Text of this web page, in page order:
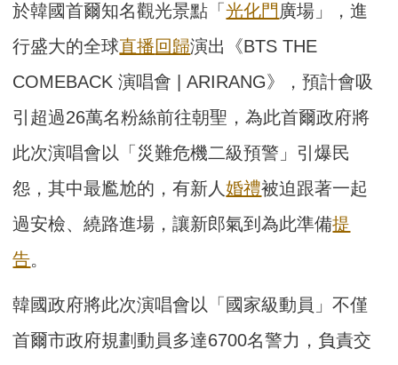
於韓國首爾知名觀光景點「光化門 廣場」，進
行盛大的全球直播回歸演出《BTS THE
COMEBACK 演唱會 | ARIRANG》，預計會吸
引超過26萬名粉絲前往朝聖，為此首爾政府將
此次演唱會以「災難危機二級預警」引爆民
怨，其中最尷尬的，有新人婚禮被迫跟著一起
過安檢、繞路進場，讓新郎氣到為此準備提
告。
韓國政府將此次演唱會以「國家級動員」不僅
首爾市政府規劃動員多達6700名警力，負責交